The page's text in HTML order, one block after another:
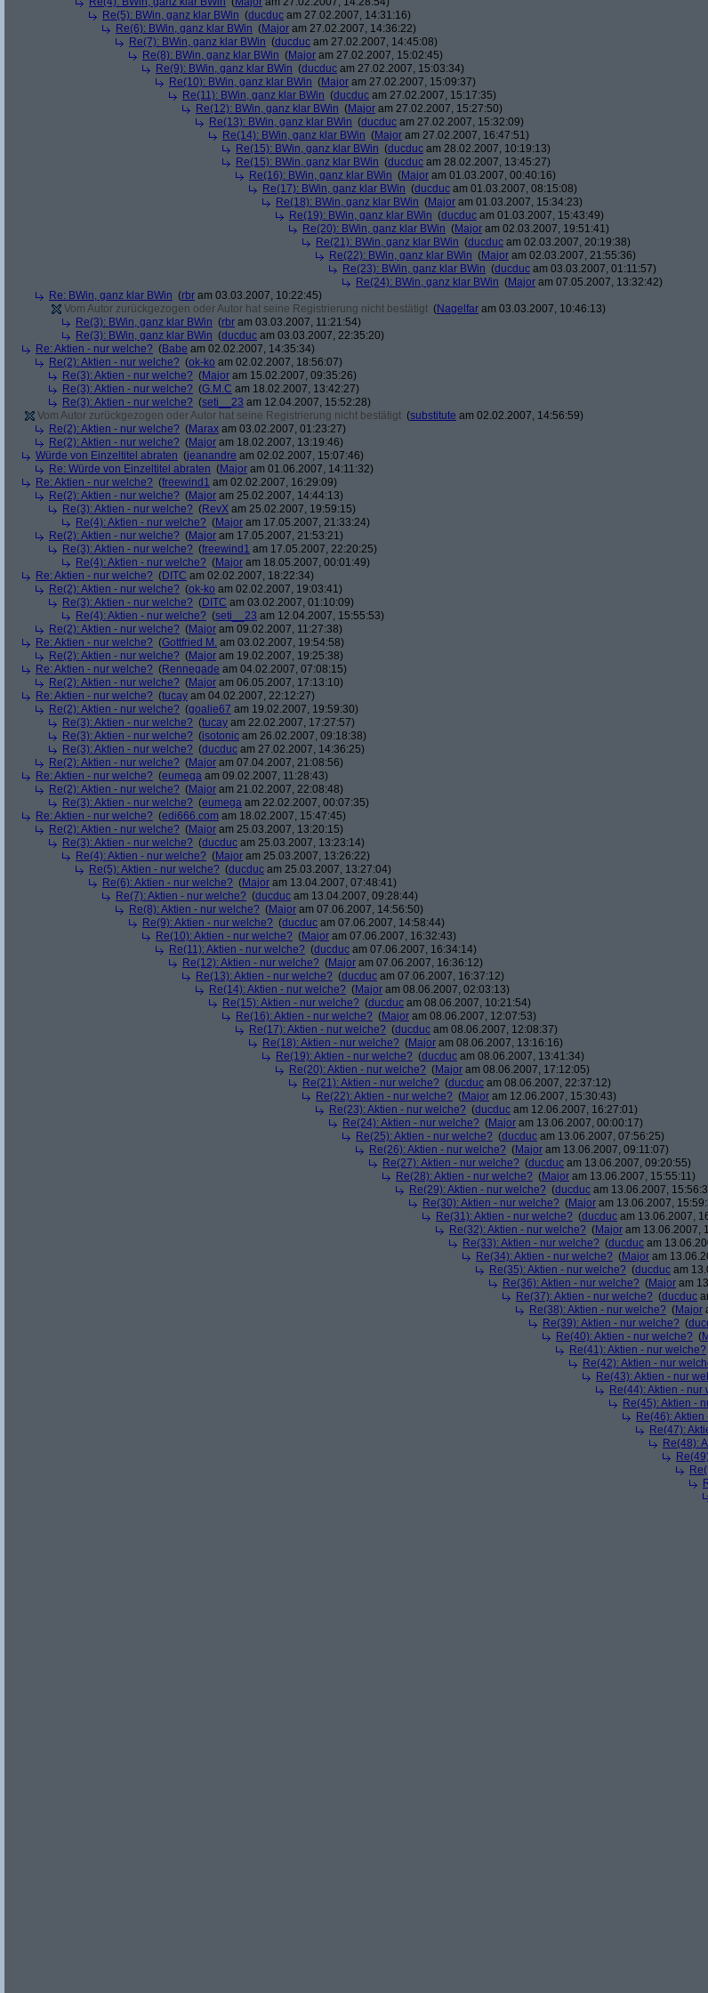
Re(5): BWin, ganz klar BWin (ducduc am 27.02.2007, 14:31:16)
Re(6): BWin, ganz klar BWin (Major am 27.02.2007, 14:36:22)
Re(7): BWin, ganz klar BWin (ducduc am 27.02.2007, 14:45:08)
Re(8): BWin, ganz klar BWin (Major am 27.02.2007, 15:02:45)
Re(9): BWin, ganz klar BWin (ducduc am 27.02.2007, 15:03:34)
Re(10): BWin, ganz klar BWin (Major am 27.02.2007, 15:09:37)
Re(11): BWin, ganz klar BWin (ducduc am 27.02.2007, 15:17:35)
Re(12): BWin, ganz klar BWin (Major am 27.02.2007, 15:27:50)
Re(13): BWin, ganz klar BWin (ducduc am 27.02.2007, 15:32:09)
Re(14): BWin, ganz klar BWin (Major am 27.02.2007, 16:47:51)
Re(15): BWin, ganz klar BWin (ducduc am 28.02.2007, 10:19:13)
Re(15): BWin, ganz klar BWin (ducduc am 28.02.2007, 13:45:27)
Re(16): BWin, ganz klar BWin (Major am 01.03.2007, 00:40:16)
Re(17): BWin, ganz klar BWin (ducduc am 01.03.2007, 08:15:08)
Re(18): BWin, ganz klar BWin (Major am 01.03.2007, 15:34:23)
Re(19): BWin, ganz klar BWin (ducduc am 01.03.2007, 15:43:49)
Re(20): BWin, ganz klar BWin (Major am 02.03.2007, 19:51:41)
Re(21): BWin, ganz klar BWin (ducduc am 02.03.2007, 20:19:38)
Re(22): BWin, ganz klar BWin (Major am 02.03.2007, 21:55:36)
Re(23): BWin, ganz klar BWin (ducduc am 03.03.2007, 01:11:57)
Re(24): BWin, ganz klar BWin (Major am 07.05.2007, 13:32:42)
Re: BWin, ganz klar BWin (rbr am 03.03.2007, 10:22:45)
Vom Autor zurückgezogen oder Autor hat seine Registrierung nicht bestätigt (Nagelfar am 03.03.2007, 10:46:13)
Re(3): BWin, ganz klar BWin (rbr am 03.03.2007, 11:21:54)
Re(3): BWin, ganz klar BWin (ducduc am 03.03.2007, 22:35:20)
Re: Aktien - nur welche? (Babe am 02.02.2007, 14:35:34)
Re(2): Aktien - nur welche? (ok-ko am 02.02.2007, 18:56:07)
Re(3): Aktien - nur welche? (Major am 15.02.2007, 09:35:26)
Re(3): Aktien - nur welche? (G.M.C am 18.02.2007, 13:42:27)
Re(3): Aktien - nur welche? (seti__23 am 12.04.2007, 15:52:28)
Vom Autor zurückgezogen oder Autor hat seine Registrierung nicht bestätigt (substitute am 02.02.2007, 14:56:59)
Re(2): Aktien - nur welche? (Marax am 03.02.2007, 01:23:27)
Re(2): Aktien - nur welche? (Major am 18.02.2007, 13:19:46)
Würde von Einzeltitel abraten (jeanandre am 02.02.2007, 15:07:46)
Re: Würde von Einzeltitel abraten (Major am 01.06.2007, 14:11:32)
Re: Aktien - nur welche? (freewind1 am 02.02.2007, 16:29:09)
Re(2): Aktien - nur welche? (Major am 25.02.2007, 14:44:13)
Re(3): Aktien - nur welche? (RevX am 25.02.2007, 19:59:15)
Re(4): Aktien - nur welche? (Major am 17.05.2007, 21:33:24)
Re(2): Aktien - nur welche? (Major am 17.05.2007, 21:53:21)
Re(3): Aktien - nur welche? (freewind1 am 17.05.2007, 22:20:25)
Re(4): Aktien - nur welche? (Major am 18.05.2007, 00:01:49)
Re: Aktien - nur welche? (DITC am 02.02.2007, 18:22:34)
Re(2): Aktien - nur welche? (ok-ko am 02.02.2007, 19:03:41)
Re(3): Aktien - nur welche? (DITC am 03.02.2007, 01:10:09)
Re(4): Aktien - nur welche? (seti__23 am 12.04.2007, 15:55:53)
Re(2): Aktien - nur welche? (Major am 09.02.2007, 11:27:38)
Re: Aktien - nur welche? (Gottfried M. am 03.02.2007, 19:54:58)
Re(2): Aktien - nur welche? (Major am 19.02.2007, 19:25:38)
Re: Aktien - nur welche? (Rennegade am 04.02.2007, 07:08:15)
Re(2): Aktien - nur welche? (Major am 06.05.2007, 17:13:10)
Re: Aktien - nur welche? (tucay am 04.02.2007, 22:12:27)
Re(2): Aktien - nur welche? (goalie67 am 19.02.2007, 19:59:30)
Re(3): Aktien - nur welche? (tucay am 22.02.2007, 17:27:57)
Re(3): Aktien - nur welche? (isotonic am 26.02.2007, 09:18:38)
Re(3): Aktien - nur welche? (ducduc am 27.02.2007, 14:36:25)
Re(2): Aktien - nur welche? (Major am 07.04.2007, 21:08:56)
Re: Aktien - nur welche? (eumega am 09.02.2007, 11:28:43)
Re(2): Aktien - nur welche? (Major am 21.02.2007, 22:08:48)
Re(3): Aktien - nur welche? (eumega am 22.02.2007, 00:07:35)
Re: Aktien - nur welche? (edi666.com am 18.02.2007, 15:47:45)
Re(2): Aktien - nur welche? (Major am 25.03.2007, 13:20:15)
Re(3): Aktien - nur welche? (ducduc am 25.03.2007, 13:23:14)
Re(4): Aktien - nur welche? (Major am 25.03.2007, 13:26:22)
Re(5): Aktien - nur welche? (ducduc am 25.03.2007, 13:27:04)
Re(6): Aktien - nur welche? (Major am 13.04.2007, 07:48:41)
Re(7): Aktien - nur welche? (ducduc am 13.04.2007, 09:28:44)
Re(8): Aktien - nur welche? (Major am 07.06.2007, 14:56:50)
Re(9): Aktien - nur welche? (ducduc am 07.06.2007, 14:58:44)
Re(10): Aktien - nur welche? (Major am 07.06.2007, 16:32:43)
Re(11): Aktien - nur welche? (ducduc am 07.06.2007, 16:34:14)
Re(12): Aktien - nur welche? (Major am 07.06.2007, 16:36:12)
Re(13): Aktien - nur welche? (ducduc am 07.06.2007, 16:37:12)
Re(14): Aktien - nur welche? (Major am 08.06.2007, 02:03:13)
Re(15): Aktien - nur welche? (ducduc am 08.06.2007, 10:21:54)
Re(16): Aktien - nur welche? (Major am 08.06.2007, 12:07:53)
Re(17): Aktien - nur welche? (ducduc am 08.06.2007, 12:08:37)
Re(18): Aktien - nur welche? (Major am 08.06.2007, 13:16:16)
Re(19): Aktien - nur welche? (ducduc am 08.06.2007, 13:41:34)
Re(20): Aktien - nur welche? (Major am 08.06.2007, 17:12:05)
Re(21): Aktien - nur welche? (ducduc am 08.06.2007, 22:37:12)
Re(22): Aktien - nur welche? (Major am 12.06.2007, 15:30:43)
Re(23): Aktien - nur welche? (ducduc am 12.06.2007, 16:27:01)
Re(24): Aktien - nur welche? (Major am 13.06.2007, 00:00:17)
Re(25): Aktien - nur welche? (ducduc am 13.06.2007, 07:56:25)
Re(26): Aktien - nur welche? (Major am 13.06.2007, 09:11:07)
Re(27): Aktien - nur welche? (ducduc am 13.06.2007, 09:20:55)
Re(28): Aktien - nur welche? (Major am 13.06.2007, 15:55:11)
Re(29): Aktien - nur welche? (ducduc am 13.06.2007,
Re(30): Aktien - nur welche? (Major am 13.06.2007,
Re(31): Aktien - nur welche? (ducduc am 13.06.2007,
Re(32): Aktien - nur welche? (Major am 13.06.2007,
Re(33): Aktien - nur welche? (ducduc am
Re(34): Aktien - nur welche? (Major am
Re(35): Aktien - nur welche? (ducduc am
Re(36): Aktien - nur welche? (Major am
Re(37): Aktien - nur welche? (ducduc
Re(38): Aktien - nur welche? (Major
Re(39): Aktien - nur welche? (
Re(40): Aktien - nur welche? (
Re(41): Aktien - nur welche?
Re(42): Aktien - nur
Re(43): Aktien - nur
Re(44): Aktien - nur
Re(45): Aktien -
Re(46):
Re(47):
Re(48):